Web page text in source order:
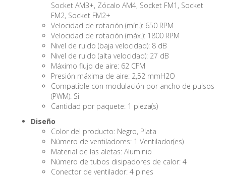
Socket AM3+, Zócalo AM4, Socket FM1, Socket
FM2, Socket FM2+
Velocidad de rotación (mín.): 650 RPM
Velocidad de rotación (máx.): 1800 RPM
Nivel de ruido (baja velocidad): 8 dB
Nivel de ruido (alta velocidad): 27 dB
Máximo flujo de aire: 62 CFM
Presión máxima de aire: 2,52 mmH2O
Compatible con modulación por ancho de pulsos
(PWM): Si
Cantidad por paquete: 1 pieza(s)
Diseño
Color del producto: Negro, Plata
Número de ventiladores: 1 Ventilador(es)
Material de las aletas: Aluminio
Número de tubos disipadores de calor: 4
Conector de ventilador: 4 pines